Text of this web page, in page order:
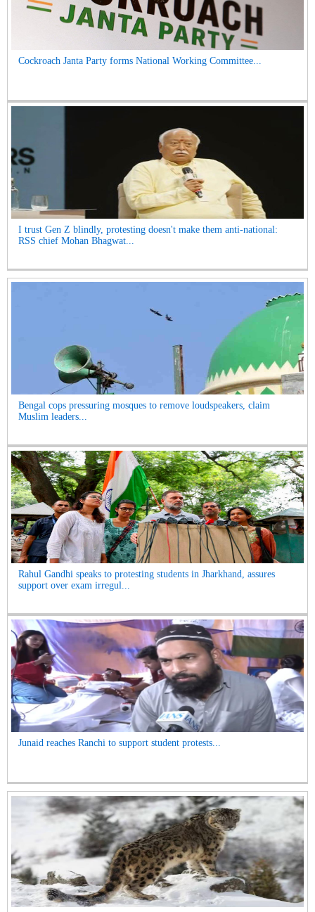
Cockroach Janta Party forms National Working Committee...
I trust Gen Z blindly, protesting doesn't make them anti-national:
RSS chief Mohan Bhagwat...
Bengal cops pressuring mosques to remove loudspeakers, claim
Muslim leaders...
Rahul Gandhi speaks to protesting students in Jharkhand, assures
support over exam irregul...
Junaid reaches Ranchi to support student protests...